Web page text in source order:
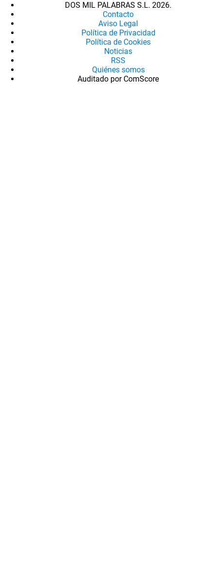
DOS MIL PALABRAS S.L. 2026.
Contacto
Aviso Legal
Política de Privacidad
Política de Cookies
Noticias
RSS
Quiénes somos
Auditado por ComScore